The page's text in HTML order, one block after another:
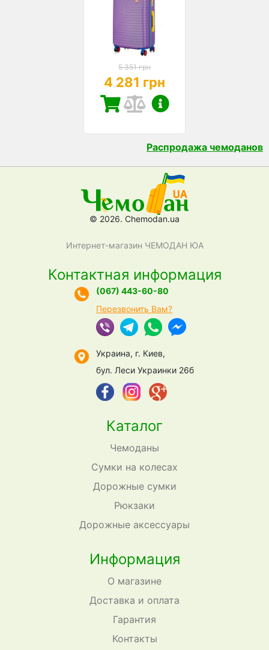
5 351 грн
4 281 грн
Распродажа чемоданов
© 2026. Chemodan.ua
Интернет-магазин ЧЕМОДАН ЮА
Каталог
Чемоданы
Сумки на колесах
Дорожные сумки
Рюкзаки
Дорожные аксессуары
Информация
О магазине
Доставка и оплата
Гарантия
Контакты
Контактная информация
(067) 443-60-80
Перезвонить Вам?
Украина, г. Киев,
бул. Леси Украинки 26б